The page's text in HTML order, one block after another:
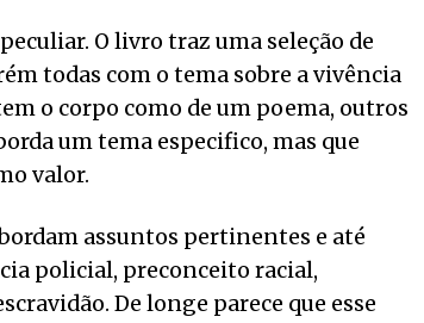
O livro traz uma seleção de
todas com o tema sobre a vivência
o corpo como de um poema, outros
um tema especifico, mas que
valor.
assuntos pertinentes e até
policial, preconceito racial,
De longe parece que esse